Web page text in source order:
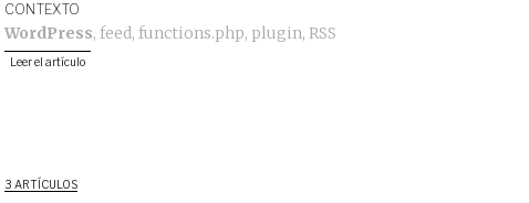
CONTEXTO
WordPress, feed, functions.php, plugin, RSS
Leer el artículo
3 ARTÍCULOS